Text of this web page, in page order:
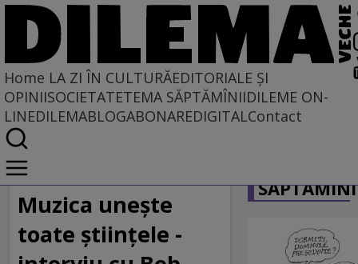
Home LA ZI ÎN CULTURĂEDITORIALE ȘI
OPINIISOCIETATETEMA SĂPTĂMÎNIIDILEME ON-
LINEDILEMABLOGABONAREDIGITALContact
Home
La zi în cultură
MUZICĂ
Muzica uneşte
toate ştiinţele -